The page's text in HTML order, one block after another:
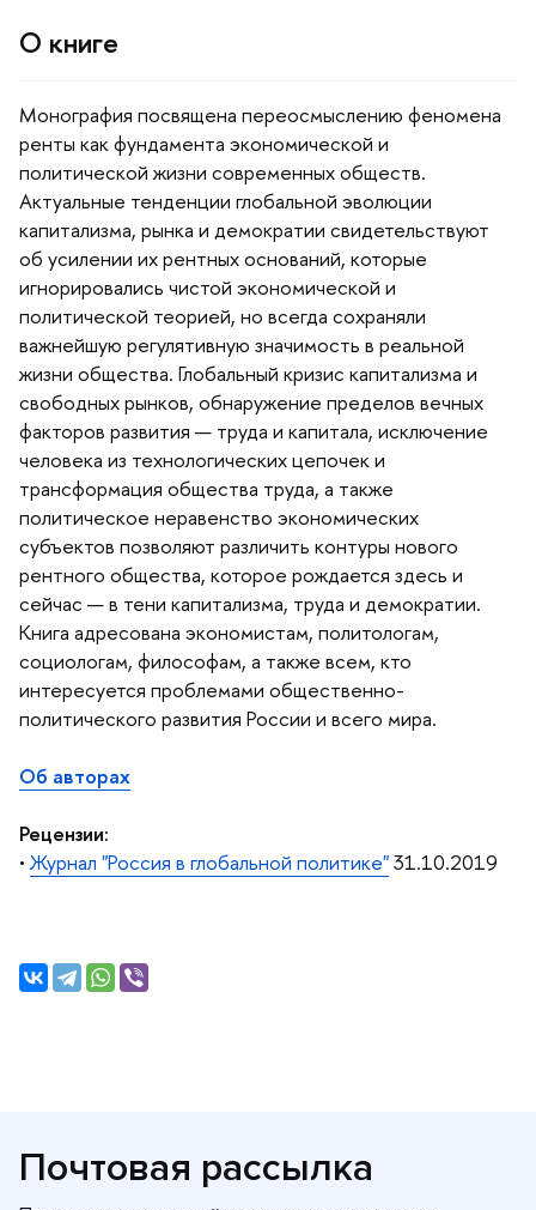
О книге
Монография посвящена переосмыслению феномена
ренты как фундамента экономической и
политической жизни современных обществ.
Актуальные тенденции глобальной эволюции
капитализма, рынка и демократии свидетельствуют
об усилении их рентных оснований, которые
игнорировались чистой экономической и
политической теорией, но всегда сохраняли
ажнейшую регулятивную значимость в реальной
жизни общества. Глобальный кризис капитализма и
свободных рынков, обнаружение пределов вечных
факторов развития — труда и капитала, исключение
человека из технологических цепочек и
трансформация общества труда, а также
политическое неравенство экономических
субъектов позволяют различить контуры нового
рентного общества, которое рождается здесь и
сейчас — в тени капитализма, труда и демократии.
Книга адресована экономистам, политологам,
социологам, философам, а также всем, кто
интересуется проблемами общественно-
политического развития России и всего мира.
Об авторах
Рецензии:
•Журнал "Россия в глобальной политике"31.10.2019
Почтовая рассылка